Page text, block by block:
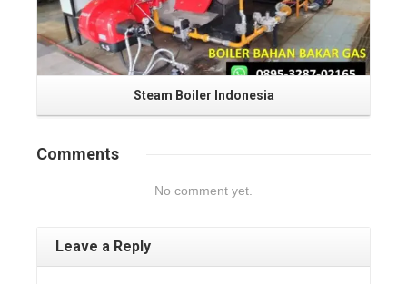
Steam Boiler Indonesia
Comments
No comment yet.
Leave a Reply